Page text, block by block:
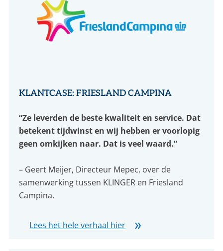
KLANTCASE: FRIESLAND CAMPINA
“Ze leverden de beste kwaliteit en service. Dat
betekent tijdwinst en wij hebben er voorlopig
geen omkijken naar. Dat is veel waard.”
– Geert Meijer, Directeur Mepec, over de
samenwerking tussen KLINGER en Friesland
Campina.
Lees het hele verhaal hier